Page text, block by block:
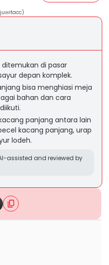
di pasar
depan komplek.
bisa menghiasi meja
bahan dan cara
panjang antara lain
kacang panjang, urap
lodeh.
assisted and reviewed by